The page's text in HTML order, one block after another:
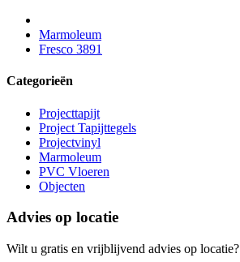
Marmoleum
Fresco 3891
Categorieën
Projecttapijt
Project Tapijttegels
Projectvinyl
Marmoleum
PVC Vloeren
Objecten
Advies op locatie
Wilt u gratis en vrijblijvend advies op locatie?